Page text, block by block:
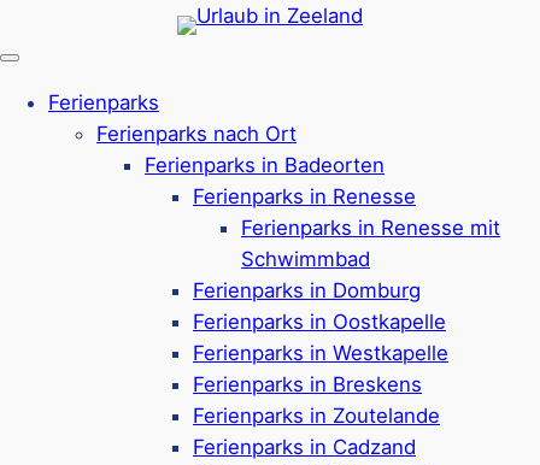
Inhalt
Ferienparks
Ferienparks nach Ort
Ferienparks in Badeorten
Ferienparks in Renesse
Ferienparks in Renesse mit
Schwimmbad
Ferienparks in Domburg
Ferienparks in Oostkapelle
Ferienparks in Westkapelle
Ferienparks in Breskens
Ferienparks in Zoutelande
Ferienparks in Cadzand